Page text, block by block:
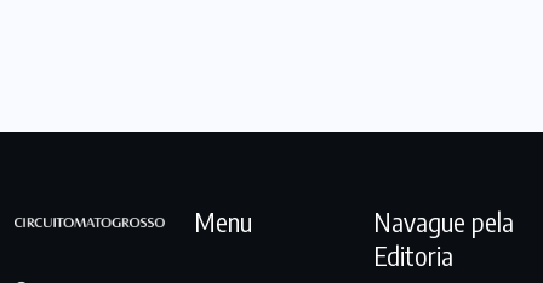
Menu
Navague pela
Editoria